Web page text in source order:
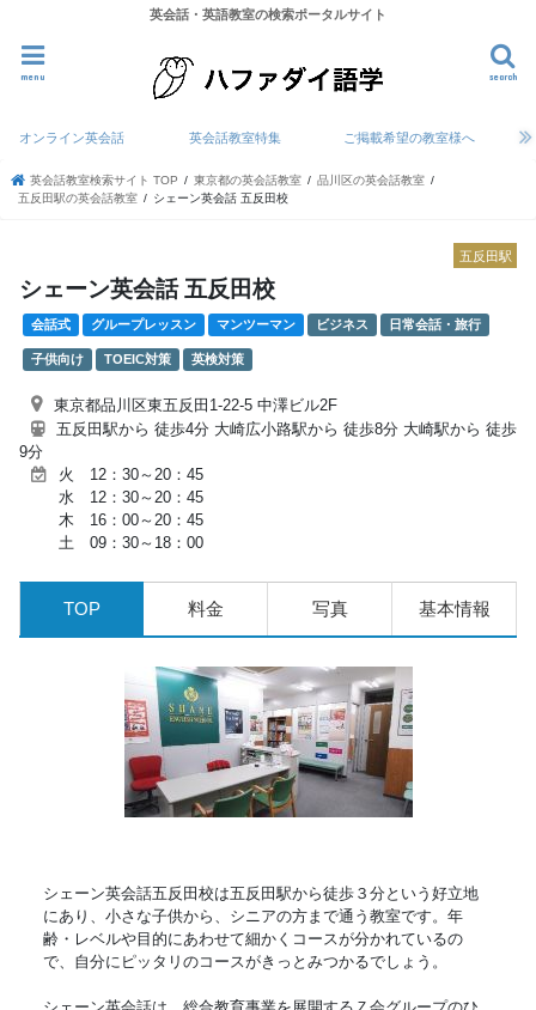
英会話・英語教室の検索ポータルサイト
search
menu
オンライン英会話 英会話教室特集 ご掲載希望の教室様へ
英会話教室検索サイト TOP 東京都の英会話教室
品川区の英会話教室
五反田駅の英会話教室
シェーン英会話 五反田校
五反田駅
シェーン英会話 五反田校
会話式 グループレッスン マンツーマン ビジネス 日常会話・旅行
子供向け TOEIC対策 英検対策
東京都品川区東五反田1-22-5 中澤ビル2F
五反田駅から 徒歩4分 大崎広小路駅から 徒歩8分 大崎駅から 徒歩
9分
火 12：30～20：45
水 12：30～20：45
木 16：00～20：45
土 09：30～18：00
TOP 料金 写真 基本情報
シェーン英会話五反田校は五反田駅から徒歩３分という好立地
にあり、小さな子供から、シニアの方まで通う教室です。年
齢・レベルや目的にあわせて細かくコースが分かれているの
で、自分にピッタリのコースがきっとみつかるでしょう。